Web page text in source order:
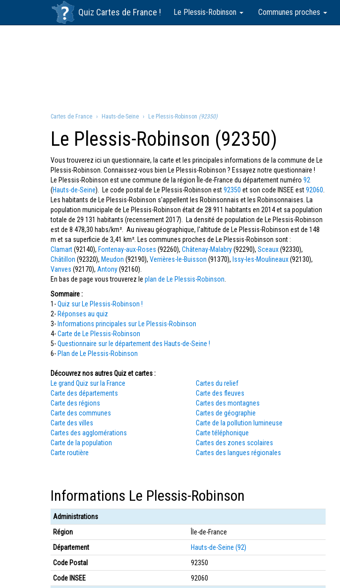
Quiz Cartes de France ! Le Plessis-Robinson Communes proches
Cartes de France Hauts-de-Seine Le Plessis-Robinson (92350)
Le Plessis-Robinson (92350)
Vous trouverez ici un questionnaire, la carte et les principales informations de la commune de Le
Plessis-Robinson. Connaissez-vous bien Le Plessis-Robinson ? Essayez notre questionnaire !
Le Plessis-Robinson est une commune de la région Île-de-France du département numéro 92
(Hauts-de-Seine). Le code postal de Le Plessis-Robinson est92350 et son code INSEE est92060
Les habitants de Le Plessis-Robinson s'appellent les Robinsonnais et les Robinsonnaises. La
population municipale de Le Plessis-Robinson était de 28 911 habitants en 2014 et sa population
totale de 29 131 habitants (recensement 2017). La densité de population de Le Plessis-Robinson
est de 8 478,30 habs/km². Au niveau géographique, l'altitude de Le Plessis-Robinson est de 148
m et sa superficie de 3,41 km². Les communes proches de Le Plessis-Robinson sont :
Clamart(92140), Fontenay-aux-Roses (92260), Châtenay-Malabry(92290), Sceaux(92330),
Châtillon (92320), Meudon (92190), Verrières-le-Buisson (91370), Issy-les-Moulineaux(92130),
Vanves (92170), Antony(92160).
En bas de page vous trouverez le plan de Le Plessis-Robinson
Sommaire :
1-Quiz sur Le Plessis-Robinson !
2- Réponses au quiz
3- Informations principales sur Le Plessis-Robinson
4-Carte de Le Plessis-Robinson
5-Questionnaire sur le département des Hauts-de-Seine !
6- Plan de Le Plessis-Robinson
Découvrez nos autres Quiz et cartes :
Le grand Quiz sur la France
Carte des départements
Carte des régions
Carte des communes
Carte des villes
Cartes des agglomérations
Carte de la population
Carte routière
Cartes du relief
Carte des fleuves
Cartes des montagnes
Cartes de géographie
Carte de la pollution lumineuse
Carte téléphonique
Cartes des zones scolaires
Cartes des langues régionales
Informations Le Plessis-Robinson
Administrations
Région
Île-de-France
Département
Hauts-de-Seine (92)
Code Postal
92350
Code INSEE
92060